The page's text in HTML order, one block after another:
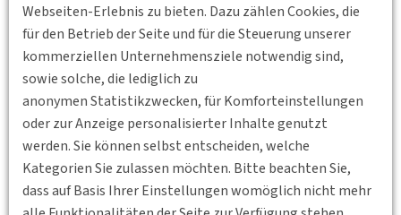
Webseiten-Erlebnis zu bieten. Dazu zählen Cookies, die
für den Betrieb der Seite und für die Steuerung unserer
kommerziellen Unternehmensziele notwendig sind,
sowie solche, die lediglich zu
anonymen Statistikzwecken, für Komforteinstellungen
oder zur Anzeige personalisierter Inhalte genutzt
werden. Sie können selbst entscheiden, welche
Kategorien Sie zulassen möchten. Bitte beachten Sie,
dass auf Basis Ihrer Einstellungen womöglich nicht mehr